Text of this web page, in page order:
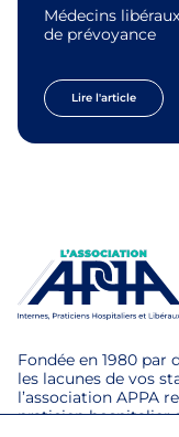
Médecins
de prévoyance
Lire l'article
Fondée en 1980 par
les lacunes de vos
l’association APPA
praticien hospitalier